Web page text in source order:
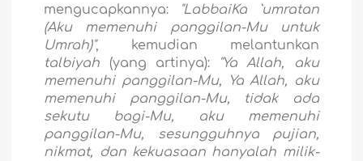
mengucapkannya:
"LabbaiKa `umratan
(Aku memenuhi panggilan-Mu untuk
Umrah)", kemudian melantunkan
talbiyah (yang artinya):
"Ya Allah, aku
memenuhi panggilan-Mu, Ya Allah, aku
memenuhi panggilan-Mu, tidak ada
sekutu bagi-Mu, aku memenuhi
panggilan-Mu, sesungguhnya pujian,
nikmat, dan kekuasaan hanyalah milik-